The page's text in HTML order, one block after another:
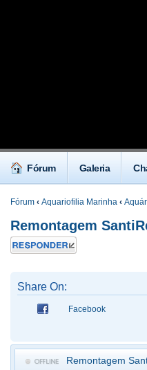
Fórum Galeria
Fórum ‹ Aquariofilia Marinha ‹
Remontagem
Responder
Share On:
Facebook
Remontagem